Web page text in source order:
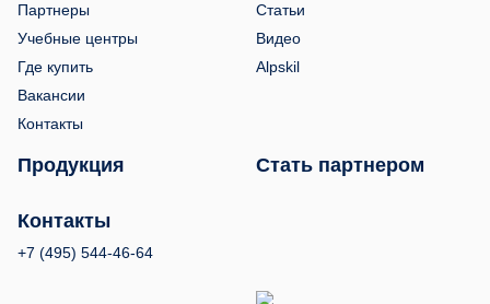
Партнеры
Учебные центры
Где купить
Вакансии
Контакты
Статьи
Видео
Alpskil
Продукция Стать партнером
Контакты
+7 (495) 544-46-64